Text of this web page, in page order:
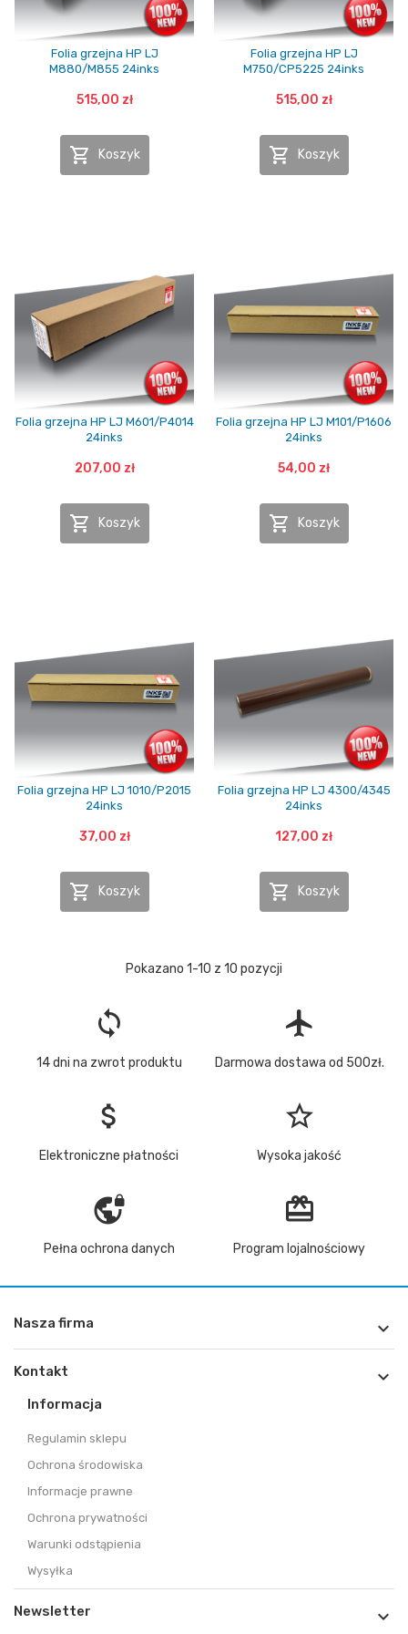
Folia grzejna HP LJ
M880/M855 24inks
515,00 zł
 Koszyk
Folia grzejna HP LJ
M750/CP5225 24inks
515,00 zł
 Koszyk
Folia grzejna HP LJ M601/P4014
24inks
207,00 zł
 Koszyk
Folia grzejna HP LJ M101/P1606
24inks
54,00 zł
 Koszyk
Folia grzejna HP LJ 1010/P2015
24inks
37,00 zł
 Koszyk
Folia grzejna HP LJ 4300/4345
24inks
127,00 zł
 Koszyk
Pokazano 1-10 z 10 pozycji
loop
14 dni na zwrot produktu
flight
Darmowa dostawa od 500zł.
attach_money
Elektroniczne płatności
star_border
Wysoka jakość
vpn_lock
Pełna ochrona danych
redeem
Program lojalnościowy
Nasza firma 
Kontakt 
Informacja
Regulamin sklepu
Ochrona środowiska
Informacje prawne
Ochrona prywatności
Warunki odstąpienia
Wysyłka
Newsletter 